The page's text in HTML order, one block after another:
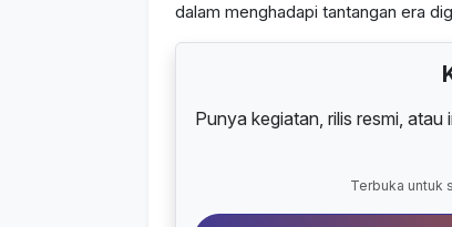
dalam menghadapi tantangan era
Punya kegiatan, rilis resmi,
Terbuka untuk